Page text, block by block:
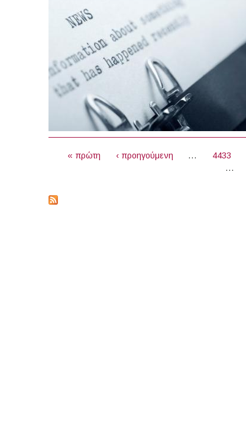
« πρώτη ‹ προηγούμενη … 4433
…